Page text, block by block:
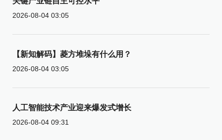
2026-08-04 03:05
【新知解码】菱方堆垛有什么用？
2026-08-04 03:05
人工智能技术产业迎来爆发式增长
2026-08-04 09:31